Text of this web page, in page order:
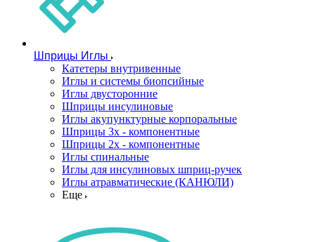
Шприцы Иглы
Катетеры внутривенные
Иглы и системы биопсийные
Иглы двусторонние
Шприцы инсулиновые
Иглы акупунктурные корпоральные
Шприцы 3х - компонентные
Шприцы 2х - компонентные
Иглы спинальные
Иглы для инсулиновых шприц-ручек
Иглы атравматические (КАНЮЛИ)
Еще